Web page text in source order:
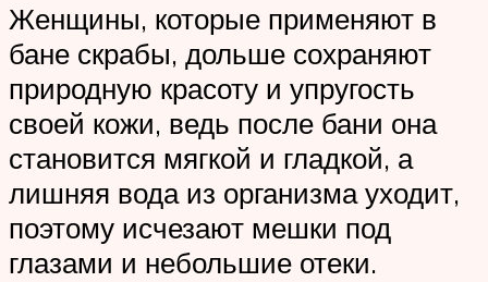
Женщины, которые применяют в
бане скрабы, дольше сохраняют
природную красоту и упругость
своей кожи, ведь после бани она
становится мягкой и гладкой, а
лишняя вода из организма уходит,
поэтому исчезают мешки под
глазами и небольшие отеки.